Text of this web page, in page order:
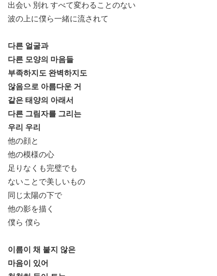
出会い 別れ すべて変わることのない
波の上に僕ら一緒に流されて
다른 얼굴과
다른 모양의 마음들
부족하지도 완벽하지도
않음으로 아름다운 거
같은 태양의 아래서
다른 그림자를 그리는
우리 우리
他の顔と
他の模様の心
足りなくも完璧でも
ないことで美しいもの
同じ太陽の下で
他の影を描く
僕ら 僕ら
이름이 채 붙지 않은
마음이 있어